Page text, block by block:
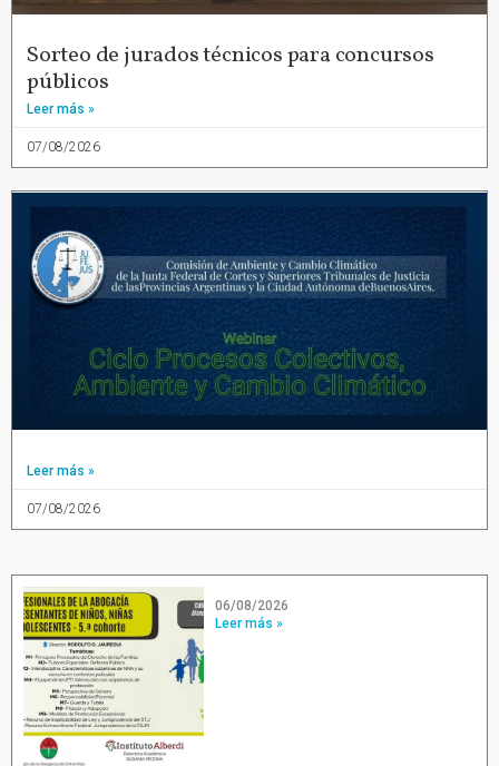
Sorteo de jurados técnicos para concursos
públicos
Leer más »
07/08/2026
Leer más »
07/08/2026
06/08/2026
Leer más »